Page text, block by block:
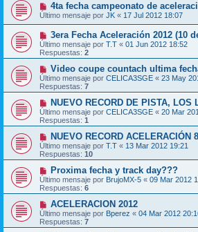
4ta fecha campeonato de
Último mensaje por JK « 17 Jul 2012 18:07
3era Fecha Aceleración 2012 (10
Último mensaje por T.T « 01 Jun 2012 18:52
Respuestas: 2
Video coupe countach ultima
Último mensaje por CELICA3SGE « 23 May
Respuestas: 7
NUEVO RECORD DE PISTA, LOS
Último mensaje por CELICA3SGE « 20 Mar
Respuestas: 1
NUEVO RECORD ACELERACIÓN
Último mensaje por T.T « 13 Mar 2012 19:21
Respuestas: 10
Proxima fecha y track day???
Último mensaje por BrujoMX-5 « 09 Mar 2012
Respuestas: 6
ACELERACION 2012
Último mensaje por Bperez « 04 Mar 2012
Respuestas: 7